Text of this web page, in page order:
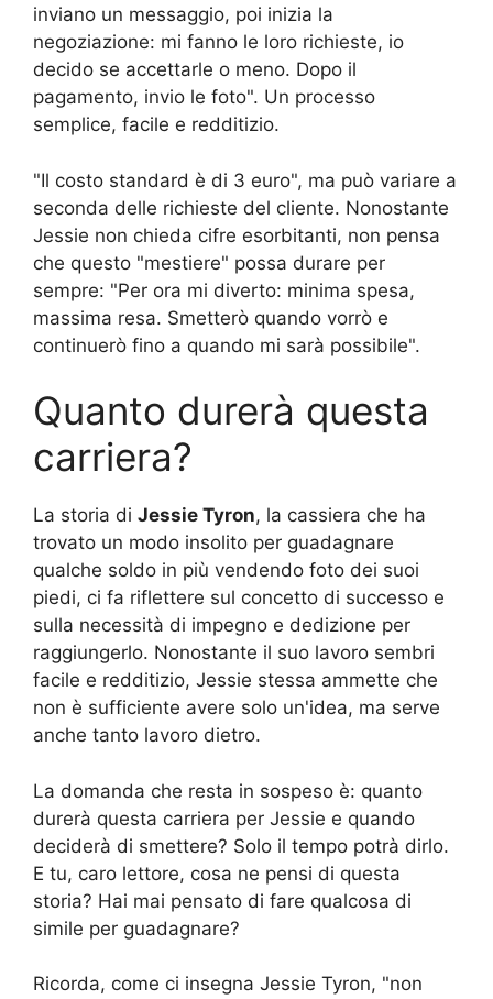
inviano un messaggio, poi inizia la
negoziazione: mi fanno le loro richieste, io
decido se accettarle o meno. Dopo il
pagamento, invio le foto". Un processo
semplice, facile e redditizio.
"Il costo standard è di 3 euro", ma può variare a
seconda delle richieste del cliente. Nonostante
Jessie non chieda cifre esorbitanti, non pensa
che questo "mestiere" possa durare per
sempre: "Per ora mi diverto: minima spesa,
massima resa. Smetterò quando vorrò e
continuerò fino a quando mi sarà possibile".
Quanto durerà questa
carriera?
La storia di Jessie Tyron, la cassiera che ha
trovato un modo insolito per guadagnare
qualche soldo in più vendendo foto dei suoi
piedi, ci fa riflettere sul concetto di successo e
sulla necessità di impegno e dedizione per
raggiungerlo. Nonostante il suo lavoro sembri
facile e redditizio, Jessie stessa ammette che
non è sufficiente avere solo un'idea, ma serve
anche tanto lavoro dietro.
La domanda che resta in sospeso è: quanto
durerà questa carriera per Jessie e quando
deciderà di smettere? Solo il tempo potrà dirlo.
E tu, caro lettore, cosa ne pensi di questa
storia? Hai mai pensato di fare qualcosa di
simile per guadagnare?
Ricorda, come ci insegna Jessie Tyron, "non